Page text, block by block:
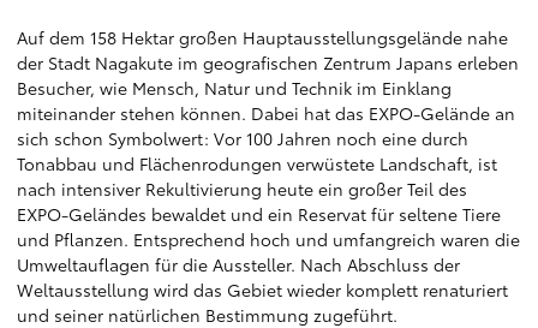
Auf dem 158 Hektar großen Hauptausstellungsgelände nahe
der Stadt Nagakute im geografischen Zentrum Japans erleben
Besucher, wie Mensch, Natur und Technik im Einklang
miteinander stehen können. Dabei hat das EXPO-Gelände an
sich schon Symbolwert: Vor 100 Jahren noch eine durch
Tonabbau und Flächenrodungen verwüstete Landschaft, ist
nach intensiver Rekultivierung heute ein großer Teil des
EXPO-Geländes bewaldet und ein Reservat für seltene Tiere
und Pflanzen. Entsprechend hoch und umfangreich waren die
Umweltauflagen für die Aussteller. Nach Abschluss der
Weltausstellung wird das Gebiet wieder komplett renaturiert
und seiner natürlichen Bestimmung zugeführt.